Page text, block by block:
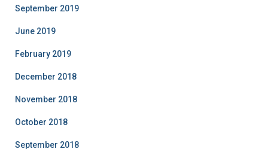
September 2019
June 2019
February 2019
December 2018
November 2018
October 2018
September 2018